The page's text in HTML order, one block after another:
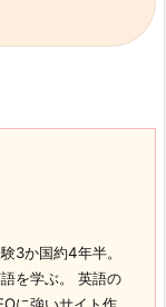
3か国約4年半。
を学ぶ。 英語の
に強いサイト作